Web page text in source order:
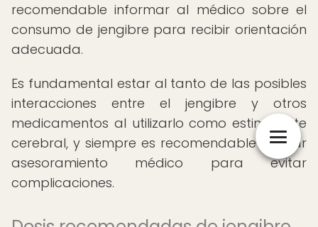
recomendable informar al médico sobre el
consumo de jengibre para recibir orientación
adecuada.
Es fundamental estar al tanto de las posibles
interacciones entre el jengibre y otros
medicamentos al utilizarlo como estimulante
cerebral, y siempre es recomendable buscar
asesoramiento médico para evitar
complicaciones.